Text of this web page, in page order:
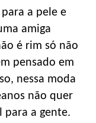
a pele e
amiga
é rim só não
pensado em
nessa moda
não quer
para a gente.